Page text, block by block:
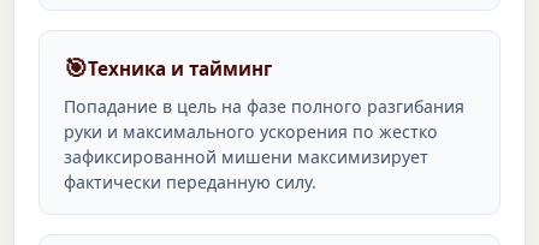
🎯Техника и тайминг
Попадание в цель на фазе полного разгибания
руки и максимального ускорения по жестко
зафиксированной мишени максимизирует
фактически переданную силу.